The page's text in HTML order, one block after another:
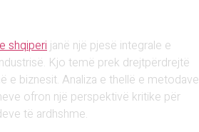
shqiperi janë një pjesë integrale e
Kjo temë prek drejtpërdrejtë
e biznesit. Analiza e thellë e metodave
ofron një perspektivë kritike për
të ardhshme.